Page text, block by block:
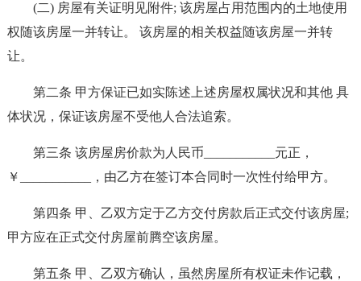
(二) 房屋有关证明见附件; 该房屋占用范围内的土地使用
权随该房屋一并转让。 该房屋的相关权益随该房屋一并转
让。
第二条 甲方保证已如实陈述上述房屋权属状况和其他 具
体状况，保证该房屋不受他人合法追索。
第三条 该房屋房价款为人民币___________元正，
￥___________，由乙方在签订本合同时一次性付给甲方。
第四条 甲、乙双方定于乙方交付房款后正式交付该房屋;
甲方应在正式交付房屋前腾空该房屋。
第五条 甲、乙双方确认，虽然房屋所有权证未作记载，